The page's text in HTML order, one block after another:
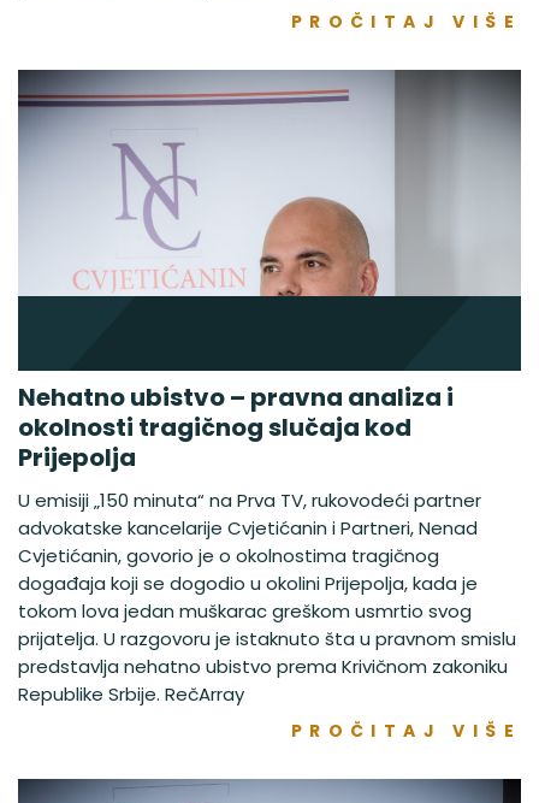
PROČITAJ VIŠE
Nehatno ubistvo – pravna analiza i
okolnosti tragičnog slučaja kod
Prijepolja
U emisiji „150 minuta“ na Prva TV, rukovodeći partner
advokatske kancelarije Cvjetićanin i Partneri, Nenad
Cvjetićanin, govorio je o okolnostima tragičnog
događaja koji se dogodio u okolini Prijepolja, kada je
tokom lova jedan muškarac greškom usmrtio svog
prijatelja. U razgovoru je istaknuto šta u pravnom smislu
predstavlja nehatno ubistvo prema Krivičnom zakoniku
Republike Srbije. RečArray
PROČITAJ VIŠE